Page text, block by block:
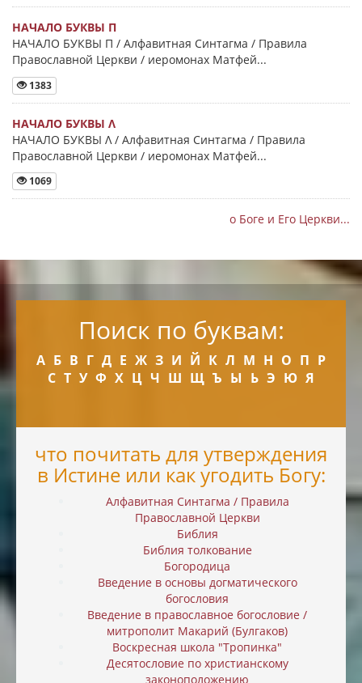
НАЧАЛО БУКВЫ Π
НАЧАЛО БУКВЫ Π / Алфавитная Синтагма / Правила
Православной Церкви / иеромонах Матфей...
1383
НАЧАЛО БУКВЫ Λ
НАЧАЛО БУКВЫ Λ / Алфавитная Синтагма / Правила
Православной Церкви / иеромонах Матфей...
1069
о Боге и Его Церкви...
Поиск по буквам:
А Б В Г Д Е Ж З И Й К Л М Н О П Р
С Т У Ф Х Ц Ч Ш Щ Ъ Ы Ь Э Ю Я
что почитать для утверждения
в Истине или как угодить Богу:
Алфавитная Синтагма / Правила
Православной Церкви
Библия
Библия толкование
Богородица
Введение в основы догматического
богословия
Введение в православное богословие /
митрополит Макарий (Булгаков)
Воскресная школа "Тропинка"
Десятословие по христианскому
законоположению